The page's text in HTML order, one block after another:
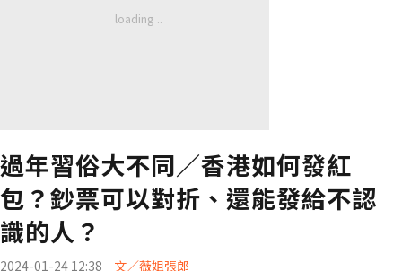
過年習俗大不同／香港如何發紅
包？鈔票可以對折、還能發給不認
識的人？
2024-01-24 12:38 文／薇姐張郎